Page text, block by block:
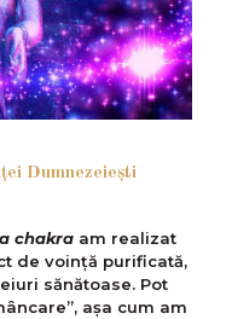
Dumnezeieşti
chakra am realizat
de voință purificată,
sănătoase. Pot
așa cum am